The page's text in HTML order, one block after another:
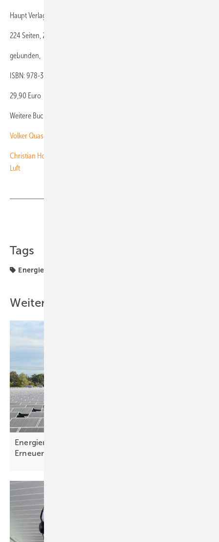
Haupt Verlag, 1. Auflage 2018
224 Seiten, 255 Abbildungen,
gebunden,
ISBN: 978-3-258-08036-9
29,90 Euro
Weitere Buchempfehlungen finden Sie hier:
Volker Quaschning: Erneuerbare Energien und Klimaschutz
Christian Holler/Joachim Gaukel: Erneuerbare Energien - Ohne heiße
Luft
Tags
Energiewende
Weitere Inhalte
Energiemonitoring zeigt: Starker Ausbau der
Erneuerbaren weiterhin